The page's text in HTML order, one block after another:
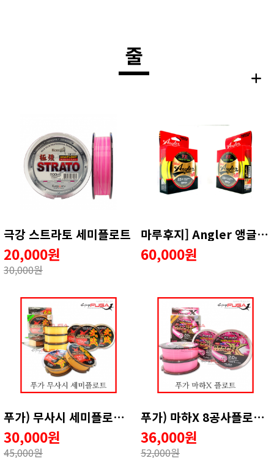
줄
극강 스트라토 세미플로트
20,000원
30,000원
마루후지] Angler 앵글러 PE 300yd 합사 + 원줄 이벤트
60,000원
푸가) 무사시 세미플로트 ( 오렌지 )
30,000원
45,000원
푸가) 마하X 8공사플로팅 원줄
36,000원
52,000원